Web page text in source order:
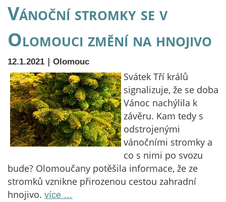
Vánoční stromky se v
Olomouci změní na hnojivo
12.1.2021 | Olomouc
Svátek Tří králů
signalizuje, že se doba
Vánoc nachýlila k
závěru. Kam tedy s
odstrojenými
vánočními stromky a
co s nimi po svozu
bude? Olomoučany potěšila informace, že ze
stromků vznikne přirozenou cestou zahradní
hnojivo. více …